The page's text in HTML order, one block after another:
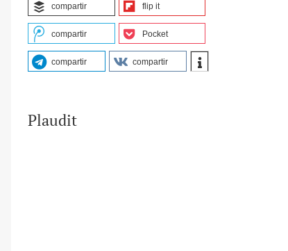
compartir flip it
compartir Pocket
compartir compartir
Plaudit